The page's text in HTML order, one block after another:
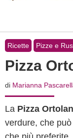
Ricette Pizze e
Pizza
di Marianna
La Pizza
verdure, che